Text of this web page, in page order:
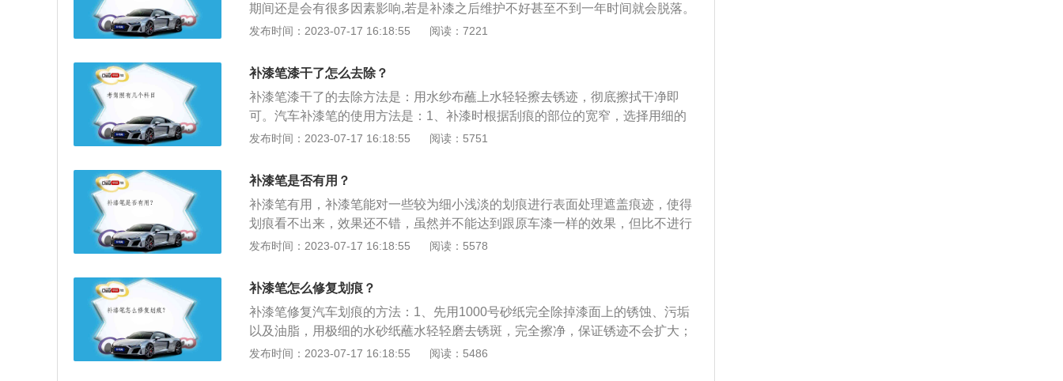
期间还是会有很多因素影响,若是补漆之后维护不好甚至不到一年时间就会脱落。
补漆笔补漆只是简单处理一下，擦一擦后再点漆上去，如果是经常接触到或太阳
于使用环境限制，补漆笔必须具备常温快干的特性，否则易造成流淌或沾染灰尘
等影响美观。2、通用性：补漆笔是按照标准色调制，具备一定通用性；但是正
如上述调色原理所述，无法完全适合老化程度不同的各种车辆，色差可能会比一
对一调制颜色的喷漆更大。
发布时间：2023-07-17 16:18:55 阅读：7221
补漆笔漆干了怎么去除？
补漆笔漆干了的去除方法是：用水纱布蘸上水轻轻擦去锈迹，彻底擦拭干净即
可。汽车补漆笔的使用方法是：1、补漆时根据刮痕的部位的宽窄，选择用细的
一端或稍粗的一端轻轻涂抹；2、反复涂抹多次，直到高出原车漆平面一部分为
适的补漆笔颜色，补漆笔的颜色直接影响到补漆后的效果；2、补漆笔不能横置
或倒置时旋开笔盖避免油漆流出；3、补漆笔长时间不用容易变干失效，平时应
保存在阴凉处。
发布时间：2023-07-17 16:18:55 阅读：5751
补漆笔是否有用？
补漆笔有用，补漆笔能对一些较为细小浅淡的划痕进行表面处理遮盖痕迹，使得
划痕看不出来，效果还不错，虽然并不能达到跟原车漆一样的效果，但比不进行
修补要好很多。对于较深较大的划痕或露出底漆的，没有办法做到补漆的效果，
法是将不需要涂抹的地方用胶条覆盖起来，对照车漆颜色选择合适的颜色型号的
补漆笔，摇匀补漆笔内的漆，在车身上细小的划痕或瑕疵处均匀平整的涂抹，待
漆干燥后即可修补、掩盖及填平划痕，且具有一定的防锈功能。
发布时间：2023-07-17 16:18:55 阅读：5578
补漆笔怎么修复划痕？
补漆笔修复汽车划痕的方法：1、先用1000号砂纸完全除掉漆面上的锈蚀、污垢
以及油脂，用极细的水砂纸蘸水轻轻磨去锈斑，完全擦净，保证锈迹不会扩大；
2、用补土分多次填平划痕；3、用遮蔽膜把其他区域进行遮挡，避免喷到其他地
发布时间：2023-07-17 16:18:55 阅读：5486